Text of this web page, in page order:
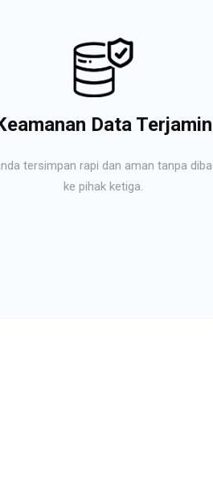
Data Terjamin
tersimpan rapi dan aman tanpa
ke pihak ketiga.